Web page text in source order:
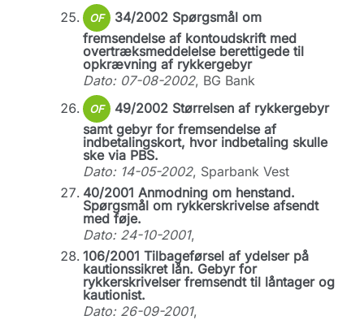
OF
34/2002 Spørgsmål om
fremsendelse af kontoudskrift med
overtræksmeddelelse berettigede til
opkrævning af rykkergebyr
Dato: 07-08-2002, BG Bank
OF
49/2002 Størrelsen af rykkergebyr
samt gebyr for fremsendelse af
indbetalingskort, hvor indbetaling skulle
ske via PBS.
Dato: 14-05-2002, Sparbank Vest
40/2001 Anmodning om henstand.
Spørgsmål om rykkerskrivelse afsendt
med føje.
Dato: 24-10-2001,
106/2001 Tilbageførsel af ydelser på
kautionssikret lån. Gebyr for
rykkerskrivelser fremsendt til låntager og
kautionist.
Dato: 26-09-2001,